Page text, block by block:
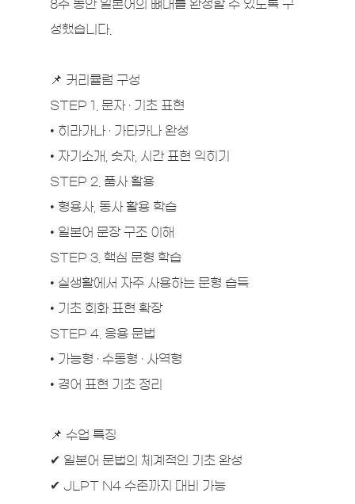
8주 동안 일본어의 뼈대를 완성할 수 있도록 구
성했습니다.
📌 커리큘럼 구성
STEP 1. 문자 · 기초 표현
• 히라가나 · 가타카나 완성
• 자기소개, 숫자, 시간 표현 익히기
STEP 2. 품사 활용
• 형용사, 동사 활용 학습
• 일본어 문장 구조 이해
STEP 3. 핵심 문형 학습
• 실생활에서 자주 사용하는 문형 습득
• 기초 회화 표현 확장
STEP 4. 응용 문법
• 가능형 · 수동형 · 사역형
• 경어 표현 기초 정리
📌 수업 특징
✔ 일본어 문법의 체계적인 기초 완성
✔ JLPT N4 수준까지 대비 가능